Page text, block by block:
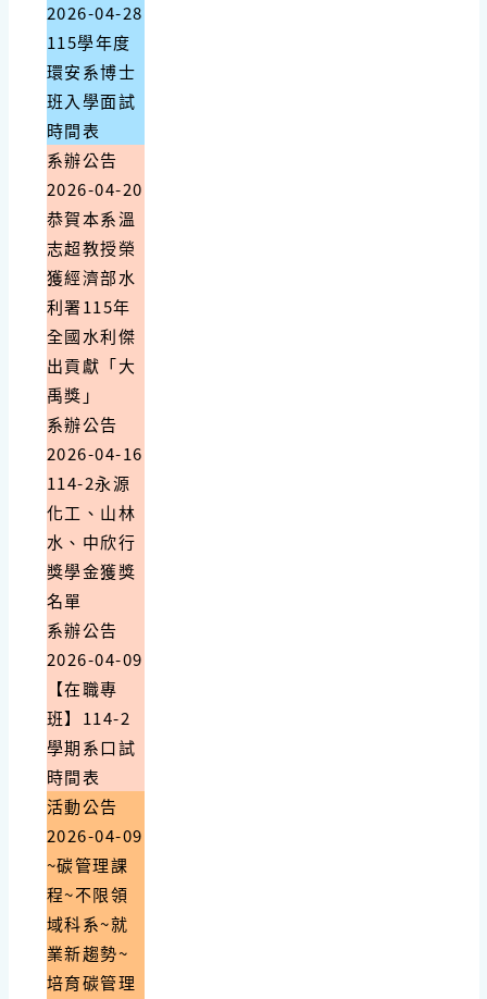
2026-04-28
115學年度
環安系博士
班入學面試
時間表
系辦公告
2026-04-20
恭賀本系溫
志超教授榮
獲經濟部水
利署115年
全國水利傑
出貢獻「大
禹獎」
系辦公告
2026-04-16
114-2永源
化工、山林
水、中欣行
獎學金獲獎
名單
系辦公告
2026-04-09
【在職專
班】114-2
學期系口試
時間表
活動公告
2026-04-09
~碳管理課
程~不限領
域科系~就
業新趨勢~
培育碳管理